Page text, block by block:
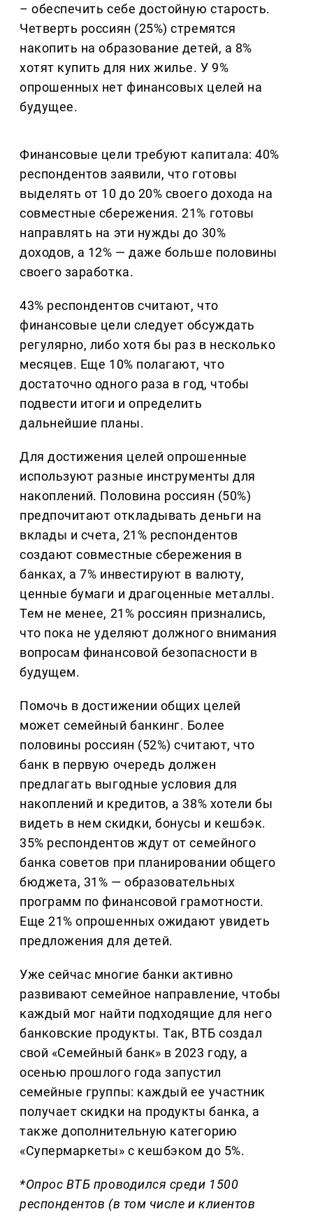
– обеспечить себе достойную старость.
Четверть россиян (25%) стремятся
накопить на образование детей, а 8%
хотят купить для них жилье. У 9%
опрошенных нет финансовых целей на
будущее.
Финансовые цели требуют капитала: 40%
респондентов заявили, что готовы
выделять от 10 до 20% своего дохода на
совместные сбережения. 21% готовы
направлять на эти нужды до 30%
доходов, а 12% — даже больше половины
своего заработка.
43% респондентов считают, что
финансовые цели следует обсуждать
регулярно, либо хотя бы раз в несколько
месяцев. Еще 10% полагают, что
достаточно одного раза в год, чтобы
подвести итоги и определить
дальнейшие планы.
Для достижения целей опрошенные
используют разные инструменты для
накоплений. Половина россиян (50%)
предпочитают откладывать деньги на
вклады и счета, 21% респондентов
создают совместные сбережения в
банках, а 7% инвестируют в валюту,
ценные бумаги и драгоценные металлы.
Тем не менее, 21% россиян признались,
что пока не уделяют должного внимания
вопросам финансовой безопасности в
будущем.
Помочь в достижении общих целей
может семейный банкинг. Более
половины россиян (52%) считают, что
банк в первую очередь должен
предлагать выгодные условия для
накоплений и кредитов, а 38% хотели бы
видеть в нем скидки, бонусы и кешбэк.
35% респондентов ждут от семейного
банка советов при планировании общего
бюджета, 31% — образовательных
программ по финансовой грамотности.
Еще 21% опрошенных ожидают увидеть
предложения для детей.
Уже сейчас многие банки активно
развивают семейное направление, чтобы
каждый мог найти подходящие для него
банковские продукты. Так, ВТБ создал
свой «Семейный банк» в 2023 году, а
осенью прошлого года запустил
семейные группы: каждый ее участник
получает скидки на продукты банка, а
также дополнительную категорию
«Супермаркеты» с кешбэком до 5%.
*Опрос ВТБ проводился среди 1500
респондентов (в том числе и клиентов